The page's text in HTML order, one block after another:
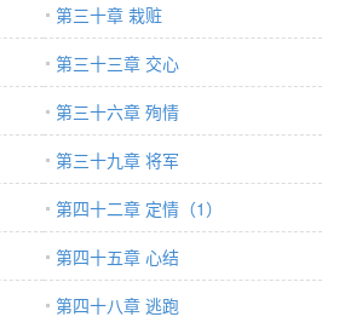
第三十章 栽赃
第三十三章 交心
第三十六章 殉情
第三十九章 将军
第四十二章 定情（1）
第四十五章 心结
第四十八章 逃跑